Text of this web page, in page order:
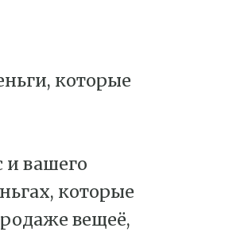
которые
вашего
которые
вещеё,